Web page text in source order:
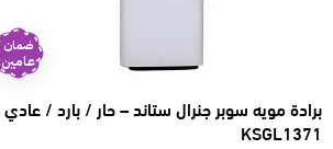
ضمان
عامين
برادة مويه سوبر جنرال ستاند – حار / بارد / عادي
KSGL1371